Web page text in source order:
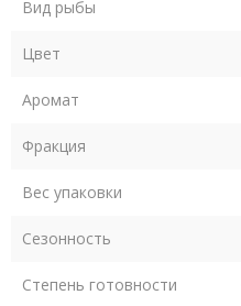
Вид рыбы
Цвет
Аромат
Фракция
Вес упаковки
Сезонность
Степень готовности